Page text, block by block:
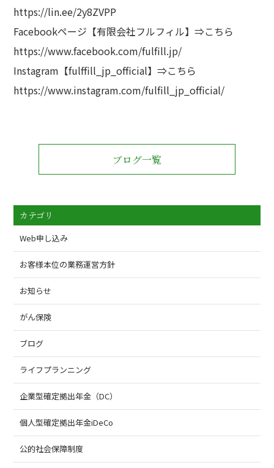
https://lin.ee/2y8ZVPP
Facebookページ【有限会社フルフィル】⇒こちら
https://www.facebook.com/fulfill.jp/
Instagram【fulffill_jp_official】⇒こちら
https://www.instagram.com/fulfill_jp_official/
ブログ一覧
カテゴリ
Web申し込み
お客様本位の業務運営方針
お知らせ
がん保険
ブログ
ライフプランニング
企業型確定拠出年金（DC）
個人型確定拠出年金iDeCo
公的社会保障制度